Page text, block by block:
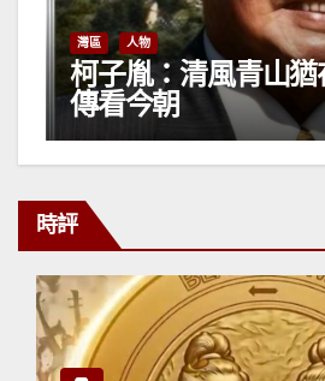
梁君度專欄 文旅 人物
《鷓鴝天·夏至憶父》
時評